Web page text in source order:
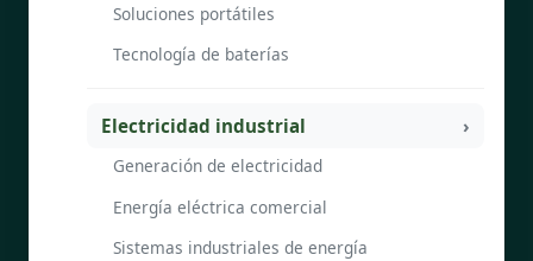
Soluciones portátiles
Tecnología de baterías
Electricidad industrial
Generación de electricidad
Energía eléctrica comercial
Sistemas industriales de energía